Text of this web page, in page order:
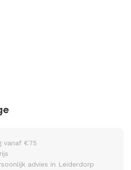
vanaf €75
advies in Leiderdorp